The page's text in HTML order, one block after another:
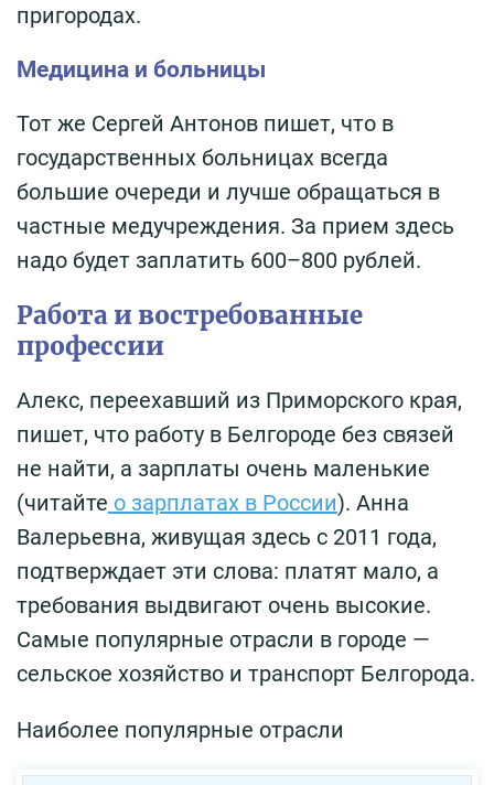
пригородах.
Медицина и больницы
Тот же Сергей Антонов пишет, что в
государственных больницах всегда
большие очереди и лучше обращаться в
частные медучреждения. За прием здесь
надо будет заплатить 600–800 рублей.
Работа и востребованные
профессии
Алекс, переехавший из Приморского края,
пишет, что работу в Белгороде без связей
не найти, а зарплаты очень маленькие
(читайте о зарплатах в России). Анна
Валерьевна, живущая здесь с 2011 года,
подтверждает эти слова: платят мало, а
требования выдвигают очень высокие.
Самые популярные отрасли в городе —
сельское хозяйство и транспорт Белгорода.
Наиболее популярные отрасли